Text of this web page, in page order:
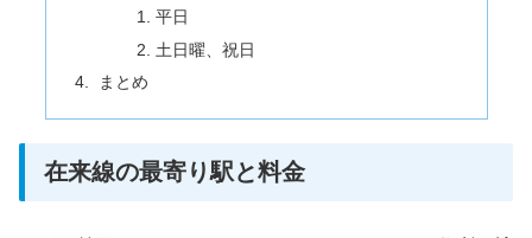
平日
土日曜、祝日
まとめ
在来線の最寄り駅と料金